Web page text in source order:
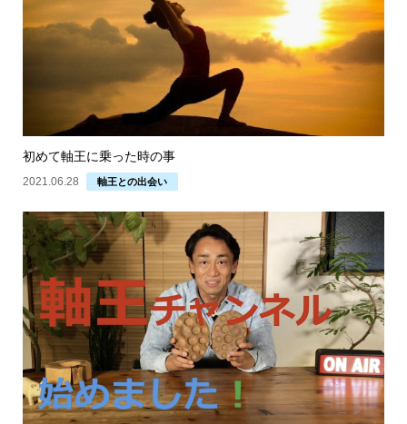
初めて軸王に乗った時の事
2021.06.28 軸王との出会い